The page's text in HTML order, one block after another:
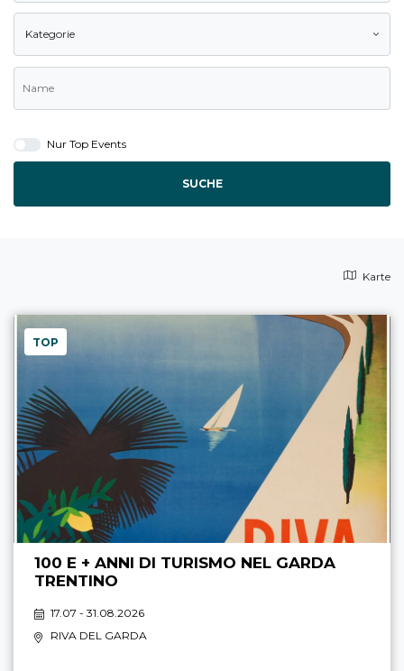
Kategorie
Nur Top Events
SUCHE
Karte
TOP
100 E + ANNI DI TURISMO NEL GARDA
TRENTINO
17.07 - 31.08.2026
RIVA DEL GARDA